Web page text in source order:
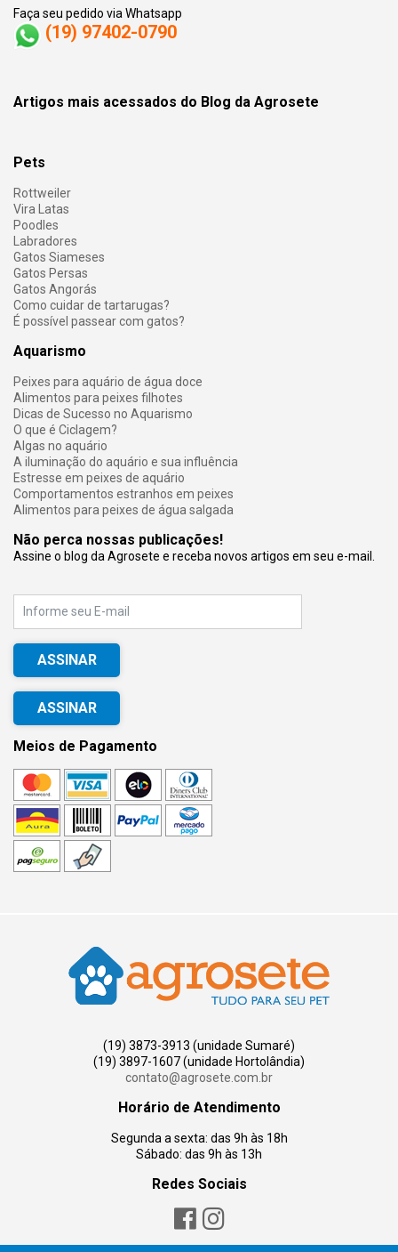
Faça seu pedido via Whatsapp
(19) 97402-0790
Artigos mais acessados do Blog da Agrosete
Pets
Rottweiler
Vira Latas
Poodles
Labradores
Gatos Siameses
Gatos Persas
Gatos Angorás
Como cuidar de tartarugas?
É possível passear com gatos?
Aquarismo
Peixes para aquário de água doce
Alimentos para peixes filhotes
Dicas de Sucesso no Aquarismo
O que é Ciclagem?
Algas no aquário
A iluminação do aquário e sua influência
Estresse em peixes de aquário
Comportamentos estranhos em peixes
Alimentos para peixes de água salgada
Não perca nossas publicações!
Assine o blog da Agrosete e receba novos artigos em seu e-mail.
ASSINAR
Meios de Pagamento
(19) 3873-3913 (unidade Sumaré)
(19) 3897-1607 (unidade Hortolândia)
contato@agrosete.com.br
Horário de Atendimento
Segunda a sexta: das 9h às 18h
Sábado: das 9h às 13h
Redes Sociais